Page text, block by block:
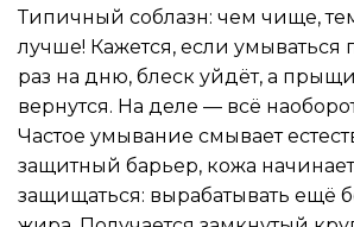
Типичный соблазн: чем чище,
лучше! Кажется, если умываться
раз на дню, блеск уйдёт, а
вернутся. На деле — всё
Частое умывание смывает
защитный барьер, кожа начинает
защищаться: вырабатывать ещё